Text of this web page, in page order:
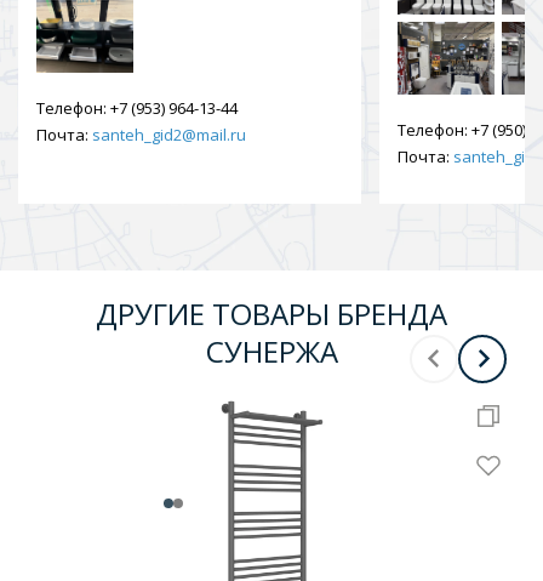
Телефон: +7 (953) 964-13-44
Почта: santeh_gid2@mail.ru Телефон: +7 (950)
Почта:
ДРУГИЕ ТОВАРЫ БРЕНДА
СУНЕРЖА